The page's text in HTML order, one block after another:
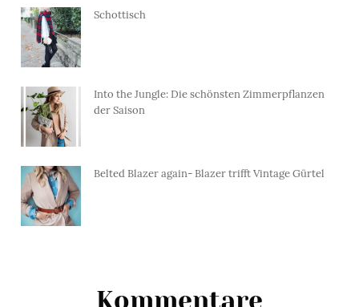
Schottisch
Into the Jungle: Die schönsten Zimmerpflanzen
der Saison
Belted Blazer again- Blazer trifft Vintage Gürtel
Kommentare